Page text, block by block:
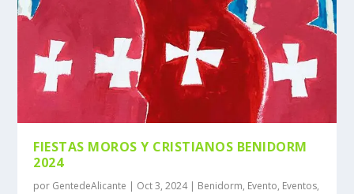
FIESTAS MOROS Y CRISTIANOS BENIDORM
2024
por GentedeAlicante Oct 3, 2024| Benidorm, Evento, Eventos,